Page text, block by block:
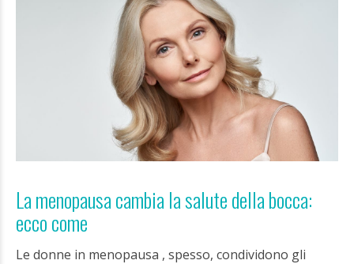
La menopausa cambia la salute della bocca:
ecco come
Le donne in menopausa , spesso, condividono gli